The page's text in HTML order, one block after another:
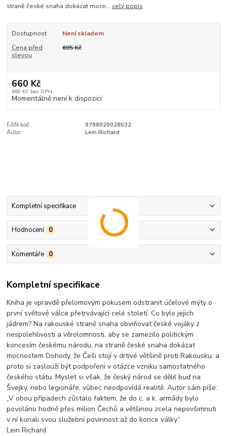
straně české snaha dokázat mocn... celý popis
Dostupnost
Není skladem
Cena před
slevou
695 Kč
660 Kč
660 Kč bez DPH
Momentálně není k dispozici
EAN kód:
9788020028532
Autor:
Lein Richard
Kompletní specifikace
Hodnocení 0
Komentáře 0
Kompletní specifikace
Kniha je vpravdě přelomovým pokusem odstranit účelové mýty o
první světové válce přetrvávající celé století. Co bylo jejich
jádrem? Na rakouské straně snaha obviňovat české vojáky z
nespolehlivosti a věrolomnosti, aby se zamezilo politickým
koncesím českému národu, na straně české snaha dokázat
mocnostem Dohody, že Češi stojí v drtivé většině proti Rakousku, a
proto si zaslouží být podpořeni v otázce vzniku samostatného
českého státu. Myslet si však, že český národ se dělil buď na
Švejky, nebo legionáře, vůbec neodpovídá realitě. Autor sám píše:
„V obou případech zůstalo faktem, že do c. a k. armády bylo
povoláno hodně přes milion Čechů a většinou zcela nepovšimnuti
v ní konali svou služební povinnost až do konce války.“
Lein Richard